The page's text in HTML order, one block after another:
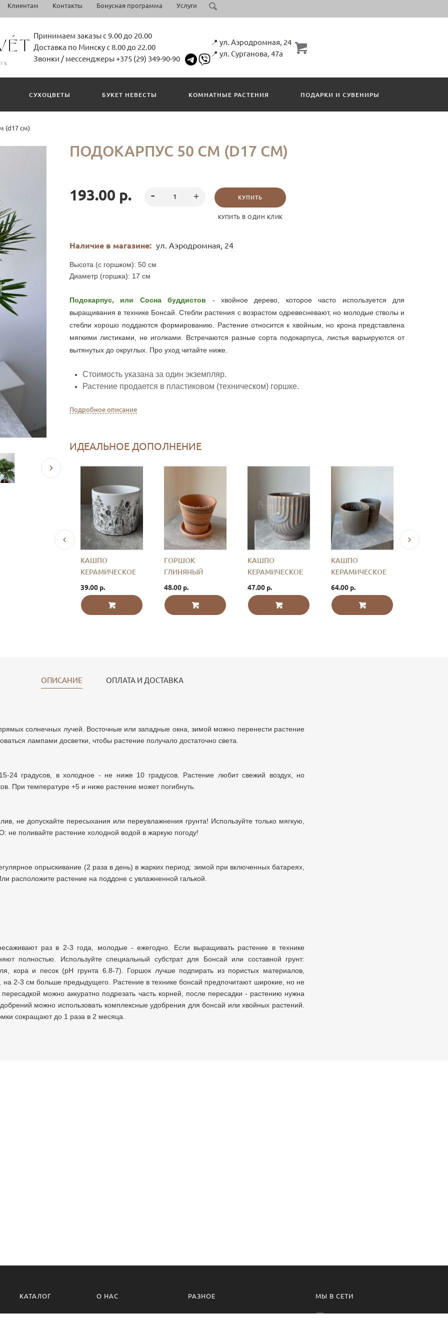
Клиентам Контакты Бонусная программа Услуги
Принимаем заказы с 9.00 до 20.00
Доставка по Минску с 8.00 до 22.00
Звонки / мессенджеры +375 (29) 349-90-90
📍 ул. Аэродромная, 24
📍 ул. Сурганова, 47а
СУХОЦВЕТЫ БУКЕТ НЕВЕСТЫ КОМНАТНЫЕ РАСТЕНИЯ ПОДАРКИ И СУВЕНИРЫ
(d17 см)
ПОДОКАРПУС 50 СМ (D17 СМ)
193.00 р. КУПИТЬ
КУПИТЬ В ОДИН КЛИК
Наличие в магазине: ул. Аэродромная, 24
Высота (с горшком): 50 см
Диаметр (горшка): 17 см
Подокарпус, или Сосна буддистов - хвойное дерево, которое часто используется для
выращивания в технике Бонсай. Стебли растения с возрастом одревесневают, но молодые стволы и
стебли хорошо поддаются формированию. Растение относится к хвойным, но крона представлена
мягкими листиками, не иголками. Встречаются разные сорта подокарпуса, листья варьируются от
вытянутых до округлых. Про уход читайте ниже.
Стоимость указана за один экземпляр.
Растение продается в пластиковом (техническом) горшке.
Подробное описание
ИДЕАЛЬНОЕ ДОПОЛНЕНИЕ
КАШПО
КЕРАМИЧЕСКОЕ
"ПОЛЕ" D 10 СМ
39.00 р.
ГОРШОК
ГЛИНЯНЫЙ
"ТЕРРАКОТА" С
БЛЮДЦЕМ D 16
СМ
48.00 р.
КАШПО
КЕРАМИЧЕСКОЕ
"ВИНТАЖ" D 12.5
СМ
47.00 р.
КАШПО
КЕРАМИЧЕСКОЕ
КОРИЧНЕВОЕ
"МОКРАЯ ГЛИНА"
D15 СМ
64.00 р.
ОПИСАНИЕ ОПЛАТА И ДОСТАВКА
солнечных лучей. Восточные или западные окна, зимой можно перенести растение
лампами досветки, чтобы растение получало достаточно света.
24 градусов, в холодное - не ниже 10 градусов. Растение любит свежий воздух, но
При температуре +5 и ниже растение может погибнуть.
не допускайте пересыхания или переувлажнения грунта! Используйте только мягкую,
не поливайте растение холодной водой в жаркую погоду!
опрыскивание (2 раза в день) в жарких период: зимой при включенных батареях,
расположите растение на поддоне с увлажненной галькой.
раз в 2-3 года, молодые - ежегодно. Если выращивать растение в технике
полностью. Используйте специальный субстрат для Бонсай или составной грунт:
кора и песок (рН грунта 6.8-7). Горшок лучше подпирать из пористых материалов,
на 2-3 см больше предыдущего. Растение в технике бонсай предпочитают широкие, но не
можно аккуратно подрезать часть корней, после пересадки - растению нужна
можно использовать комплексные удобрения для бонсай или хвойных растений.
сокращают до 1 раза в 2 месяца.
КАТАЛОГ О НАС РАЗНОЕ МЫ В СЕТИ